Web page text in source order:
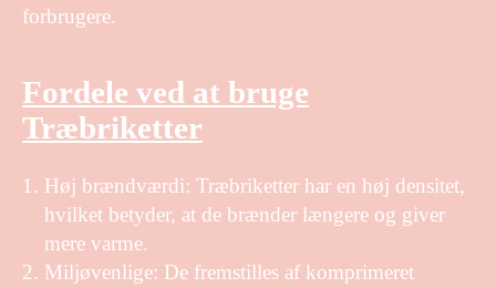
forbrugere.
Fordele ved at bruge
Træbriketter
Høj brændværdi: Træbriketter har en høj densitet,
hvilket betyder, at de brænder længere og giver
mere varme.
Miljøvenlige: De fremstilles af komprimeret